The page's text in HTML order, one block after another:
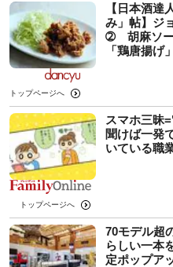
【日本酒達
み」帖】ジ
➁ 胡麻ソー
「鶏唐揚げ」
トップページへ
スマホ三昧
聞けば一発
いている職
トップページへ
70モデル超
らしい一本
定ポップア